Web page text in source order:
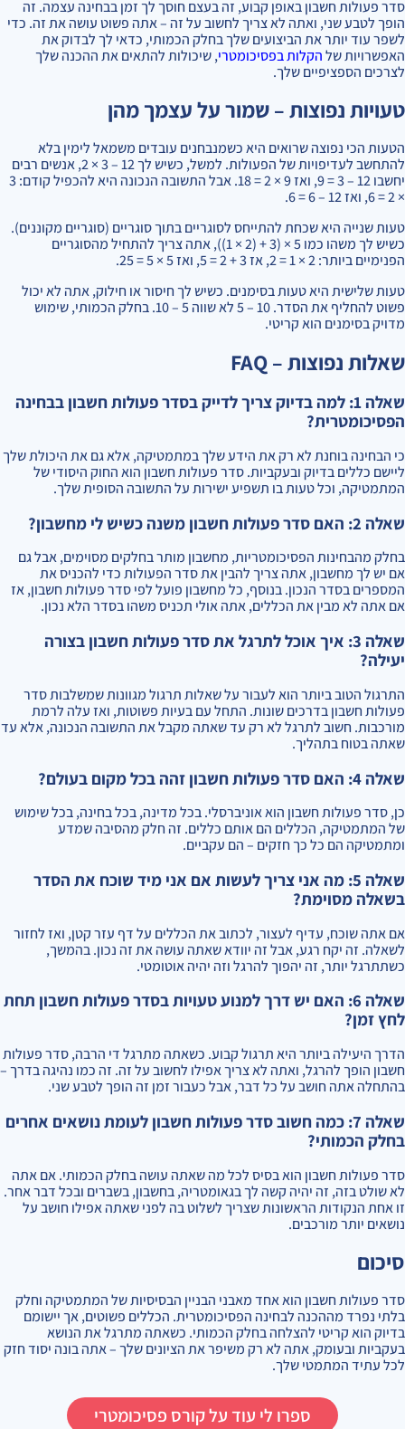
סדר פעולות חשבון באופן קבוע, זה בעצם חוסך לך זמן בבחינה עצמה. זה
הופך לטבע שני, ואתה לא צריך לחשוב על זה – אתה פשוט עושה את זה. כדי
לשפר עוד יותר את הביצועים שלך בחלק הכמותי, כדאי לך לבדוק את
האפשרויות שלהקלות בפסיכומטרי, שיכולות להתאים את ההכנה שלך
לצרכים הספציפיים שלך.
טעויות נפוצות – שמור על עצמך מהן
הטעות הכי נפוצה שרואים היא כשמנבחנים עובדים משמאל לימין בלא
להתחשב לעדיפויות של הפעולות. למשל, כשיש לך 12 – 3 × 2, אנשים רבים
יחשבו 12 – 3 = 9, ואז 9 × 2 = 18. אבל התשובה הנכונה היא להכפיל קודם: 3
× 2 = 6, ואז 12 – 6 = 6.
טעות שנייה היא שכחת להתייחס לסוגריים בתוך סוגריים (סוגריים מקוננים).
כשיש לך משהו כמו 5 × (3 + (2 × 1)), אתה צריך להתחיל מהסוגריים
הפנימיים ביותר: 2 × 1 = 2, אז 3 + 2 = 5, ואז 5 × 5 = 25.
טעות שלישית היא טעות בסימנים. כשיש לך חיסור או חילוק, אתה לא יכול
פשוט להחליף את הסדר. 10 – 5 לא שווה 5 – 10. בחלק הכמותי, שימוש
מדויק בסימנים הוא קריטי.
שאלות נפוצות – FAQ
שאלה 1: למה בדיוק צריך לדייק בסדר פעולות חשבון בבחינה
הפסיכומטרית?
כי הבחינה בוחנת לא רק את הידע שלך במתמטיקה, אלא גם את היכולת שלך
ליישם כללים בדיוק ובעקביות. סדר פעולות חשבון הוא החוק היסודי של
המתמטיקה, וכל טעות בו תשפיע ישירות על התשובה הסופית שלך.
שאלה 2: האם סדר פעולות חשבון משנה כשיש לי מחשבון?
בחלק מהבחינות הפסיכומטריות, מחשבון מותר בחלקים מסוימים, אבל גם
אם יש לך מחשבון, אתה צריך להבין את סדר הפעולות כדי להכניס את
המספרים בסדר הנכון. בנוסף, כל מחשבון פועל לפי סדר פעולות חשבון, אז
אם אתה לא מבין את הכללים, אתה אולי תכניס משהו בסדר הלא נכון.
שאלה 3: איך אוכל לתרגל את סדר פעולות חשבון בצורה
יעילה?
התרגול הטוב ביותר הוא לעבור על שאלות תרגול מגוונות שמשלבות סדר
פעולות חשבון בדרכים שונות. התחל עם בעיות פשוטות, ואז עלה לרמת
מורכבות. חשוב לתרגל לא רק עד שאתה מקבל את התשובה הנכונה, אלא עד
שאתה בטוח בתהליך.
שאלה 4: האם סדר פעולות חשבון זהה בכל מקום בעולם?
כן, סדר פעולות חשבון הוא אוניברסלי. בכל מדינה, בכל בחינה, בכל שימוש
של המתמטיקה, הכללים הם אותם כללים. זה חלק מהסיבה שמדע
ומתמטיקה הם כל כך חזקים – הם עקביים.
שאלה 5: מה אני צריך לעשות אם אני מיד שוכח את הסדר
בשאלה מסוימת?
אם אתה שוכח, עדיף לעצור, לכתוב את הכללים על דף עזר קטן, ואז לחזור
לשאלה. זה יקח רגע, אבל זה יוודא שאתה עושה את זה נכון. בהמשך,
כשתתרגל יותר, זה יהפוך להרגל וזה יהיה אוטומטי.
שאלה 6: האם יש דרך למנוע טעויות בסדר פעולות חשבון תחת
לחץ זמן?
הדרך היעילה ביותר היא תרגול קבוע. כשאתה מתרגל די הרבה, סדר פעולות
חשבון הופך להרגל, ואתה לא צריך אפילו לחשוב על זה. זה כמו נהיגה בדרך –
בהתחלה אתה חושב על כל דבר, אבל כעבור זמן זה הופך לטבע שני.
שאלה 7: כמה חשוב סדר פעולות חשבון לעומת נושאים אחרים
בחלק הכמותי?
סדר פעולות חשבון הוא בסיס לכל מה שאתה עושה בחלק הכמותי. אם אתה
לא שולט בזה, זה יהיה קשה לך בגאומטריה, בחשבון, בשברים ובכל דבר אחר.
זו אחת הנקודות הראשונות שצריך לשלוט בה לפני שאתה אפילו חושב על
נושאים יותר מורכבים.
סיכום
סדר פעולות חשבון הוא אחד מאבני הבניין הבסיסיות של המתמטיקה וחלק
בלתי נפרד מההכנה לבחינה הפסיכומטרית. הכללים פשוטים, אך יישומם
בדיוק הוא קריטי להצלחה בחלק הכמותי. כשאתה מתרגל את הנושא
בעקביות ובעומק, אתה לא רק משיפר את הציונים שלך – אתה בונה יסוד חזק
לכל עתיד המתמטי שלך.
ספרו לי עוד על קורס פסיכומטרי